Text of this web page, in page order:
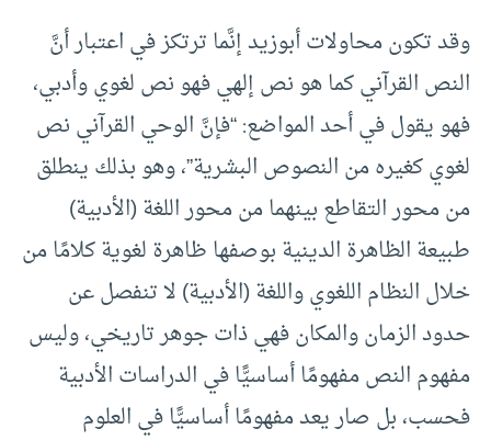
وقد تكون محاولات أبوزيد إنَّما ترتكز في اعتبار أنَّ
النص القرآني كما هو نص إلهي فهو نص لغوي وأدبي،
فهو يقول في أحد المواضع: “فإنَّ الوحي القرآني نص
لغوي كغيره من النصوص البشرية”، وهو بذلك ينطلق
من محور التقاطع بينهما من محور اللغة (الأدبية)
طبيعة الظاهرة الدينية بوصفها ظاهرة لغوية كلامًا من
خلال النظام اللغوي واللغة (الأدبية) لا تنفصل عن
حدود الزمان والمكان فهي ذات جوهر تاريخي، وليس
مفهوم النص مفهومًا أساسيًّا في الدراسات الأدبية
فحسب، بل صار يعد مفهومًا أساسيًّا في العلوم